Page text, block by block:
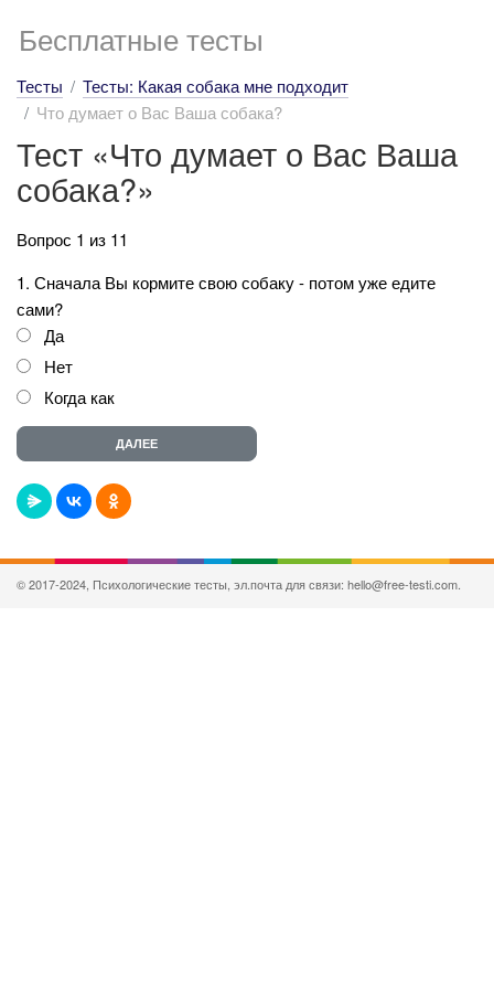
Бесплатные тесты
Тесты
Тесты: Какая собака мне подходит
Что думает о Вас Ваша собака?
Тест «Что думает о Вас Ваша
собака?»
Вопрос 1 из 11
1. Сначала Вы кормите свою собаку - потом уже едите
сами?
Да
Нет
Когда как
© 2017-2024, Психологические тесты, эл.почта для связи: hello@free-testi.com.